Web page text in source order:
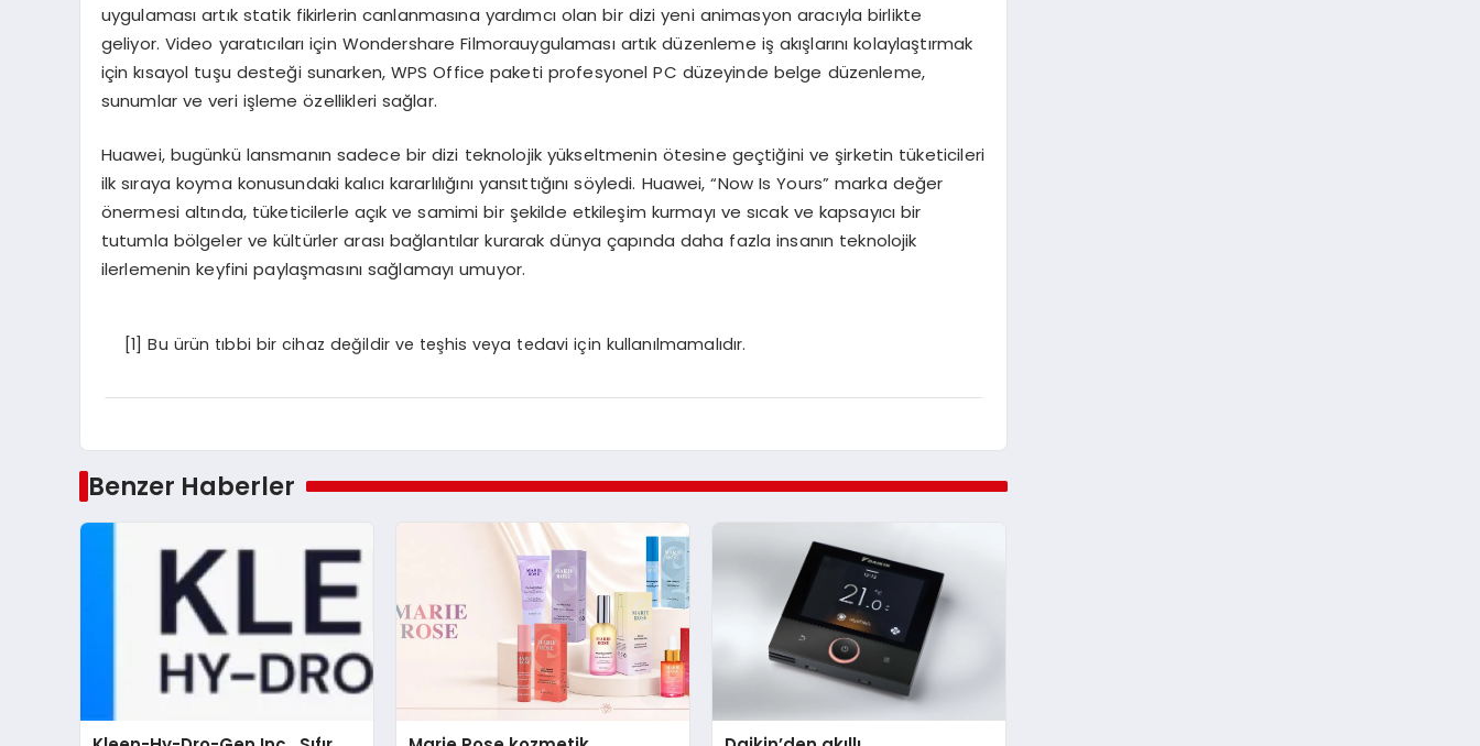
uygulaması artık statik fikirlerin canlanmasına yardımcı olan bir dizi yeni animasyon aracıyla birlikte
geliyor. Video yaratıcıları için Wondershare Filmorauygulaması artık düzenleme iş akışlarını kolaylaştırmak
için kısayol tuşu desteği sunarken, WPS Office paketi profesyonel PC düzeyinde belge düzenleme,
sunumlar ve veri işleme özellikleri sağlar.
Huawei, bugünkü lansmanın sadece bir dizi teknolojik yükseltmenin ötesine geçtiğini ve şirketin tüketicileri
ilk sıraya koyma konusundaki kalıcı kararlılığını yansıttığını söyledi. Huawei, “Now Is Yours” marka değer
önermesi altında, tüketicilerle açık ve samimi bir şekilde etkileşim kurmayı ve sıcak ve kapsayıcı bir
tutumla bölgeler ve kültürler arası bağlantılar kurarak dünya çapında daha fazla insanın teknolojik
ilerlemenin keyfini paylaşmasını sağlamayı umuyor.
[1] Bu ürün tıbbi bir cihaz değildir ve teşhis veya tedavi için kullanılmamalıdır.
Benzer Haberler